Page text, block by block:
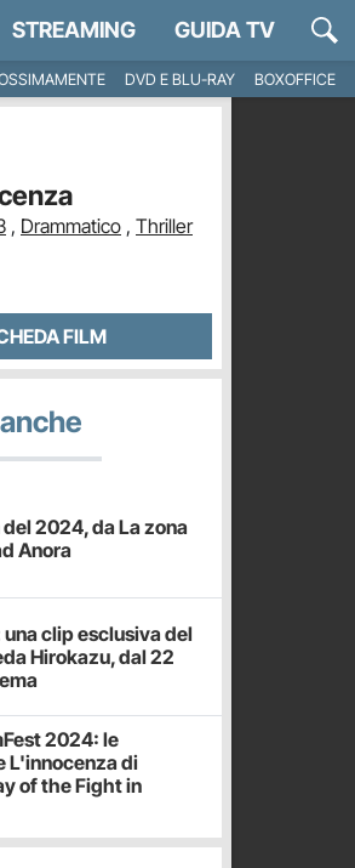
STREAMING GUIDA TV
DVD E BLU-RAY
BOXOFFICE
, Drammatico , Thriller
FILM
2024, da La zona
Anora
clip esclusiva del
Hirokazu, dal 22
2024: le
L'innocenza di
of the Fight in